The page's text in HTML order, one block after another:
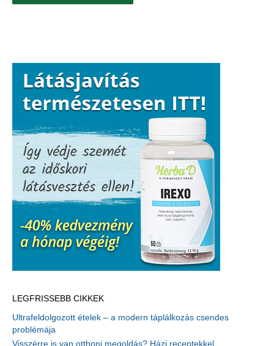
LEGFRISSEBB CIKKEK
Ultrafeldolgozott ételek – a modern táplálkozás csendes
problémája
Visszérre is van otthoni megoldás? Házi receptekkel